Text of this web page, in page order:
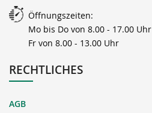
Öffnungszeiten:
Mo bis Do von 8.00 - 17.00 Uhr
Fr von 8.00 - 13.00 Uhr
RECHTLICHES
AGB